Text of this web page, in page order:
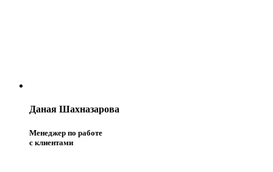
Даная Шахназарова
Менеджер по работе
с клиентами